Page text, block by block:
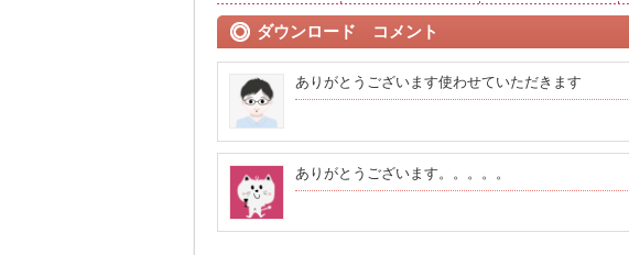
ダウンロード コメント
ありがとうございます使わせていただきます
ありがとうございます。。。。。